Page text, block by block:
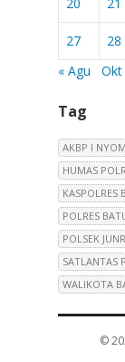
27 28
« Agu
Okt
Tag
AKBP I
HUMAS
KASPOLRES
POLRES
POLSEK
SATLANTAS
WALIKOTA
©